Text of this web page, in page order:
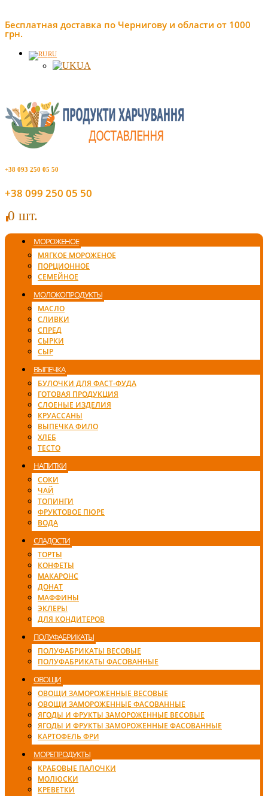
Бесплатная доставка по Чернигову и области от 1000
грн.
RU
UA
+38 093 250 05 50
+38 099 250 05 50
00 шт.
МОРОЖЕНОЕ
МЯГКОЕ МОРОЖЕНОЕ
ПОРЦИОННОЕ
СЕМЕЙНОЕ
МОЛОКОПРОДУКТЫ
МАСЛО
СЛИВКИ
СПРЕД
СЫРКИ
СЫР
ВЫПЕЧКА
БУЛОЧКИ ДЛЯ ФАСТ-ФУДА
ГОТОВАЯ ПРОДУКЦИЯ
СЛОЕНЫЕ ИЗДЕЛИЯ
КРУАССАНЫ
ВЫПЕЧКА ФИЛО
ХЛЕБ
ТЕСТО
НАПИТКИ
СОКИ
ЧАЙ
ТОПИНГИ
ФРУКТОВОЕ ПЮРЕ
ВОДА
СЛАДОСТИ
ТОРТЫ
КОНФЕТЫ
МАКАРОНС
ДОНАТ
МАФФИНЫ
ЭКЛЕРЫ
ДЛЯ КОНДИТЕРОВ
ПОЛУФАБРИКАТЫ
ПОЛУФАБРИКАТЫ ВЕСОВЫЕ
ПОЛУФАБРИКАТЫ ФАСОВАННЫЕ
ОВОЩИ
ОВОЩИ ЗАМОРОЖЕННЫЕ ВЕСОВЫЕ
ОВОЩИ ЗАМОРОЖЕННЫЕ ФАСОВАННЫЕ
ЯГОДЫ И ФРУКТЫ ЗАМОРОЖЕННЫЕ ВЕСОВЫЕ
ЯГОДЫ И ФРУКТЫ ЗАМОРОЖЕННЫЕ ФАСОВАННЫЕ
КАРТОФЕЛЬ ФРИ
МОРЕПРОДУКТЫ
КРАБОВЫЕ ПАЛОЧКИ
МОЛЮСКИ
КРЕВЕТКИ